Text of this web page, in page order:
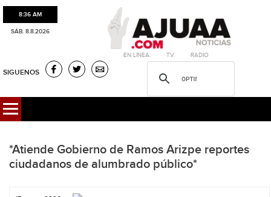
8:36 AM
SÁB. 8.8.2026
·EN LÍNEA. ·T.V. ·RADIO
SIGUENOS
*Atiende Gobierno de Ramos Arizpe reportes
ciudadanos de alumbrado público*